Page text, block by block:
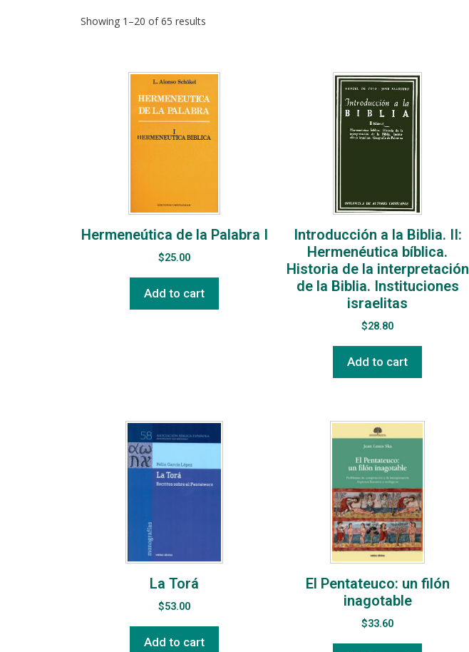
Showing 1–20 of 65 results
Hermeneútica de la Palabra I
$25.00
Add to cart
Introducción a la Biblia. II:
Hermenéutica bíblica.
Historia de la interpretación
de la Biblia. Instituciones
israelitas
$28.80
Add to cart
La Torá
$53.00
Add to cart
El Pentateuco: un filón
inagotable
$33.60